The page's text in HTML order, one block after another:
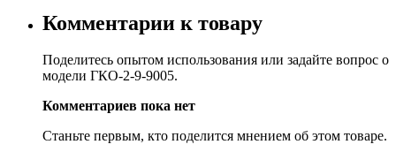
Комментарии к товару
Поделитесь опытом использования или задайте вопрос о
модели ГКО-2-9-9005.
Комментариев пока нет
Станьте первым, кто поделится мнением об этом товаре.